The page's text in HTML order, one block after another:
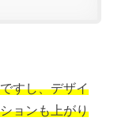
すし、デザイ
ョンも上がり